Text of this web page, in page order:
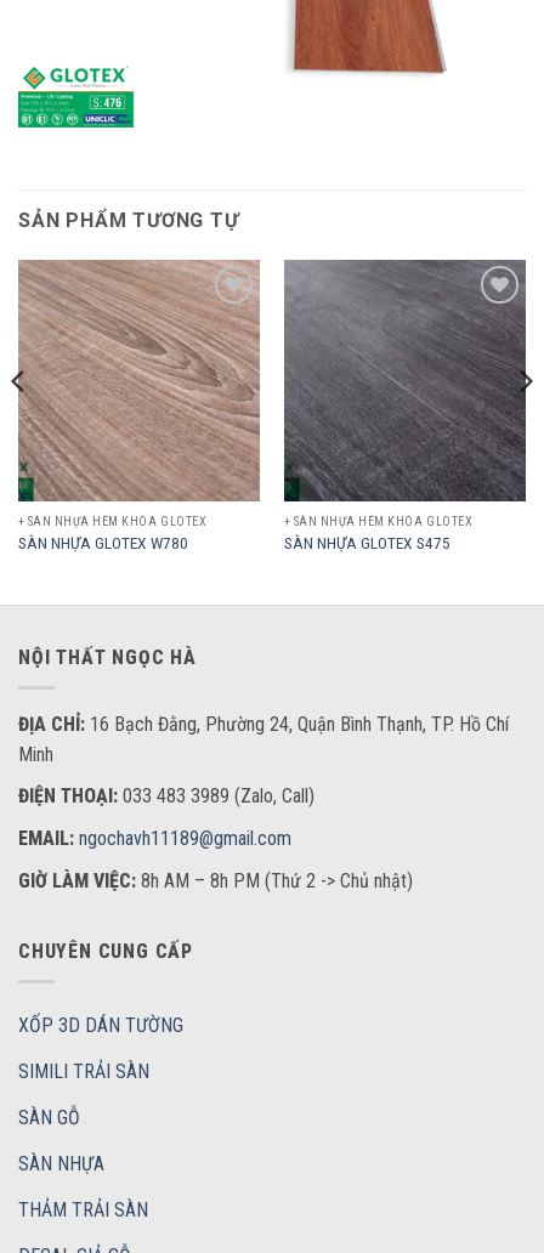
SẢN PHẨM TƯƠNG TỰ
Add to
wishlist
+ SÀN NHỰA HÈM KHÓA GLOTEX
SÀN NHỰA GLOTEX W780
Add to
wishlist
+ SÀN NHỰA HÈM KHÓA GLOTEX
SÀN NHỰA GLOTEX S475
NỘI THẤT NGỌC HÀ
ĐỊA CHỈ: 16 Bạch Đằng, Phường 24, Quận Bình Thạnh, TP. Hồ Chí
Minh
ĐIỆN THOẠI: 033 483 3989 (Zalo, Call)
EMAIL: ngochavh11189@gmail.com
GIỜ LÀM VIỆC: 8h AM – 8h PM (Thứ 2 -> Chủ nhật)
CHUYÊN CUNG CẤP
XỐP 3D DÁN TƯỜNG
SIMILI TRẢI SÀN
SÀN GỖ
SÀN NHỰA
THẢM TRẢI SÀN